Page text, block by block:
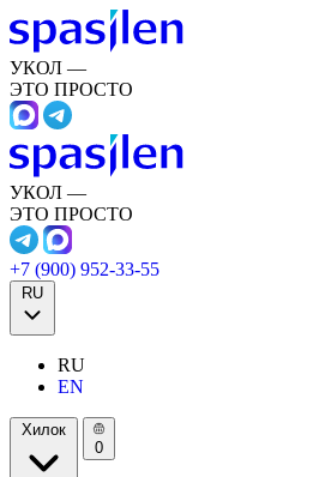
УКОЛ —
ЭТО ПРОСТО
УКОЛ —
ЭТО ПРОСТО
+7 (900) 952-33-55
RU
RU
EN
Хилок
0